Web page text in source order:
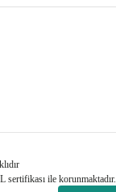
ile korunmaktadır.